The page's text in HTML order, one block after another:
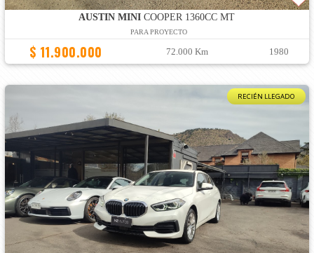
AUSTIN MINI COOPER 1360CC MT
PARA PROYECTO
$ 11.900.000 72.000 Km 1980
RECIÉN LLEGADO